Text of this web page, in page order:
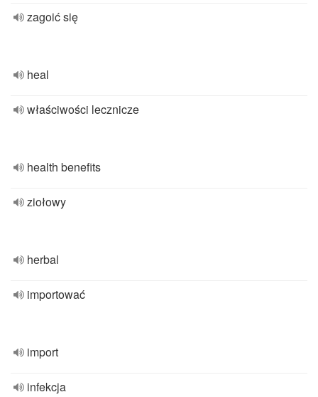
zagoić się
heal
właściwości lecznicze
health benefits
ziołowy
herbal
importować
import
infekcja